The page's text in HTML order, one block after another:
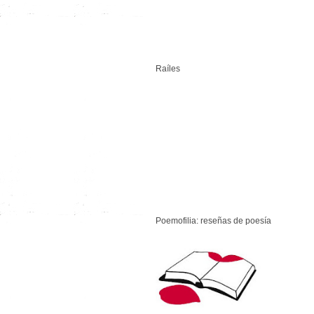
Raíles
Poemofilia: reseñas de poesía